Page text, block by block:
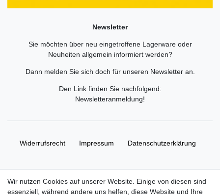
Newsletter
Sie möchten über neu eingetroffene Lagerware oder
Neuheiten allgemein informiert werden?
Dann melden Sie sich doch für unseren Newsletter an.
Den Link finden Sie nachfolgend:
Newsletteranmeldung!
Widerrufs­recht Impressum Daten­schutz­erklärung
Wir nutzen Cookies auf unserer Website. Einige von diesen sind
essenziell, während andere uns helfen, diese Website und Ihre